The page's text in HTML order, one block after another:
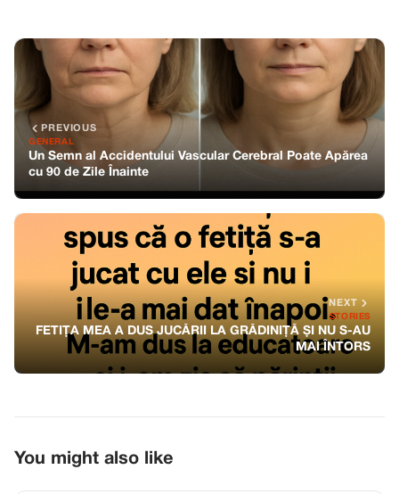
PREVIOUS
GENERAL
Un Semn al Accidentului Vascular Cerebral Poate Apărea
cu 90 de Zile Înainte
NEXT
STORIES
FETIȚA MEA A DUS JUCĂRII LA GRĂDINIȚĂ ȘI NU S-AU
MAI ÎNTORS
You might also like